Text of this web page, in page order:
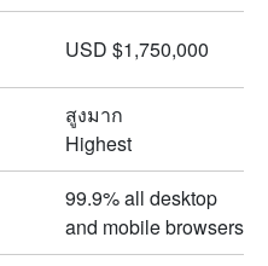
USD $1,750,000
สูงมาก
Highest
99.9% all desktop
and mobile browsers